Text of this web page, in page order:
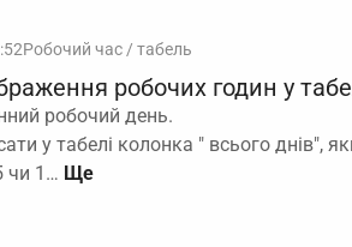
Робочий час / табель
робочих годин у
робочий день.
у табелі колонка " всього днів",
чи 1…